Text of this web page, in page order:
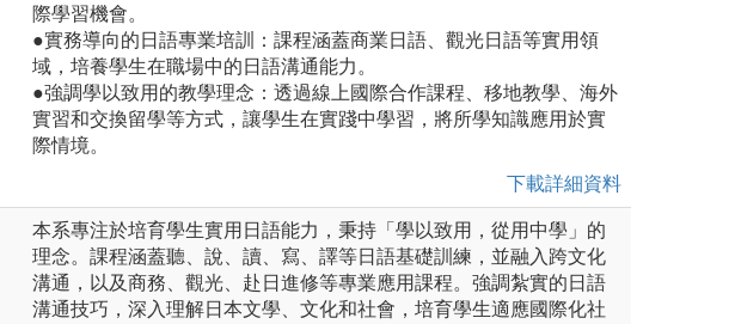
際學習機會。
●實務導向的日語專業培訓：課程涵蓋商業日語、觀光日語等實用領
域，培養學生在職場中的日語溝通能力。
●強調學以致用的教學理念：透過線上國際合作課程、移地教學、海外
實習和交換留學等方式，讓學生在實踐中學習，將所學知識應用於實
際情境。
下載詳細資料
本系專注於培育學生實用日語能力，秉持「學以致用，從用中學」的
理念。課程涵蓋聽、說、讀、寫、譯等日語基礎訓練，並融入跨文化
溝通，以及商務、觀光、赴日進修等專業應用課程。強調紮實的日語
溝通技巧，深入理解日本文學、文化和社會，培育學生適應國際化社